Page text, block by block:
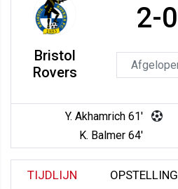
Bristol
Rovers
2-0
Y. Akhamrich 61'
K. Balmer 64'
TIJDLIJN OPSTELLING